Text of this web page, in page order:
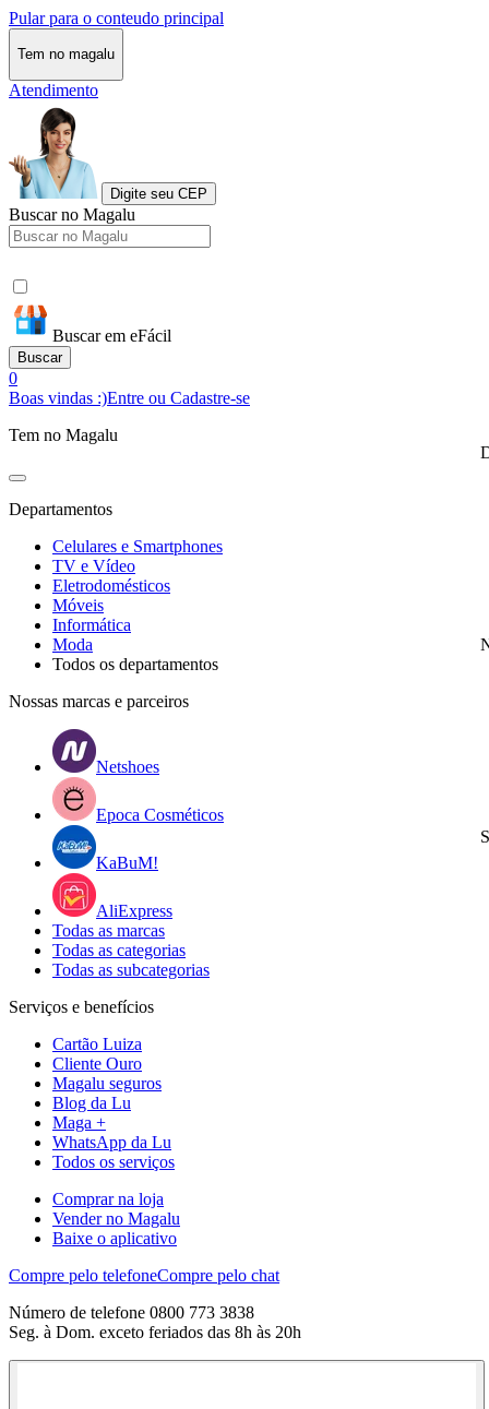
Pular para o conteudo principal
Tem no magalu
Atendimento
Digite seu CEP
Buscar no Magalu
Buscar em eFácil
Buscar
0
Boas vindas :)Entre ou Cadastre-se
Tem no Magalu
Departamentos
Celulares e Smartphones
TV e Vídeo
Eletrodomésticos
Móveis
Informática
Moda
Todos os departamentos
Nossas marcas e parceiros
Netshoes
Epoca Cosméticos
KaBuM!
AliExpress
Todas as marcas
Todas as categorias
Todas as subcategorias
Serviços e benefícios
Cartão Luiza
Cliente Ouro
Magalu seguros
Blog da Lu
Maga +
WhatsApp da Lu
Todos os serviços
Comprar na loja
Vender no Magalu
Baixe o aplicativo
Compre pelo telefoneCompre pelo chat
Número de telefone 0800 773 3838
Seg. à Dom. exceto feriados das 8h às 20h